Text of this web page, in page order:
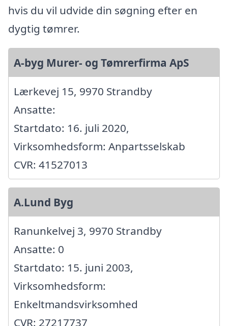
hvis du vil udvide din søgning efter en
dygtig tømrer.
A-byg Murer- og Tømrerfirma ApS
Lærkevej 15, 9970 Strandby
Ansatte:
Startdato: 16. juli 2020,
Virksomhedsform: Anpartsselskab
CVR: 41527013
A.Lund Byg
Ranunkelvej 3, 9970 Strandby
Ansatte: 0
Startdato: 15. juni 2003,
Virksomhedsform:
Enkeltmandsvirksomhed
CVR: 27217737